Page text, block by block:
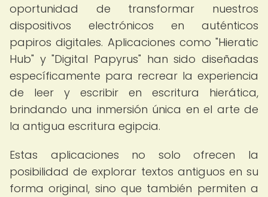
oportunidad de transformar nuestros
dispositivos electrónicos en auténticos
papiros digitales. Aplicaciones como "Hieratic
Hub" y "Digital Papyrus" han sido diseñadas
específicamente para recrear la experiencia
de leer y escribir en escritura hierática,
brindando una inmersión única en el arte de
la antigua escritura egipcia.
Estas aplicaciones no solo ofrecen la
posibilidad de explorar textos antiguos en su
forma original, sino que también permiten a